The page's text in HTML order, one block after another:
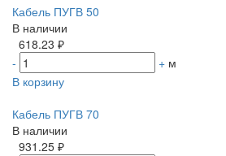
Кабель ПУГВ 50
В наличии
618.23 ₽
-
+ м
В корзину
Кабель ПУГВ 70
В наличии
931.25 ₽